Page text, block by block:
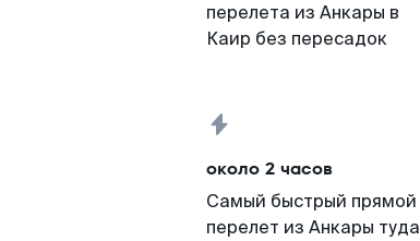
перелета из Анкары в
Каир без пересадок
около 2 часов
Самый быстрый прямой
перелет из Анкары туда